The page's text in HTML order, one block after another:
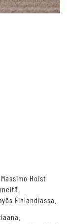
Hoist
Finlandiassa.